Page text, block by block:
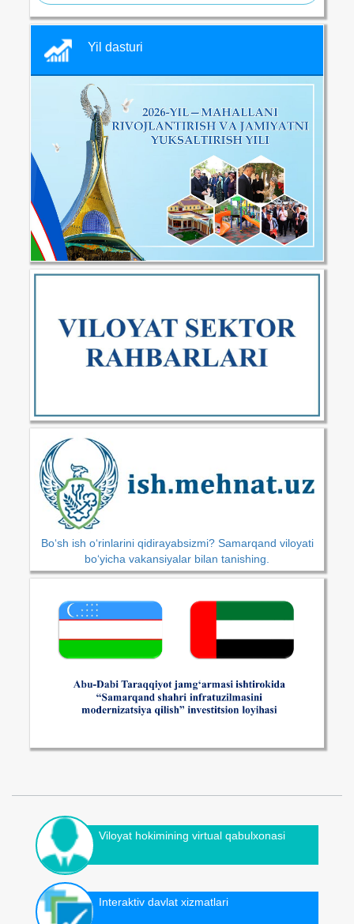
Yil dasturi
Bo‘sh ish o‘rinlarini qidirayabsizmi? Samarqand viloyati
bo‘yicha vakansiyalar bilan tanishing.
Viloyat hokimining virtual qabulxonasi
Interaktiv davlat xizmatlari